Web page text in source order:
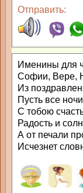
Отправить:
Именины для
Софии, Вере,
Из
Пусть все
С тобою
Радость и
А от печали
Исчезнет